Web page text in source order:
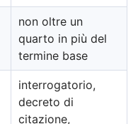
non oltre un
quarto in più del
termine base
interrogatorio,
decreto di
citazione,